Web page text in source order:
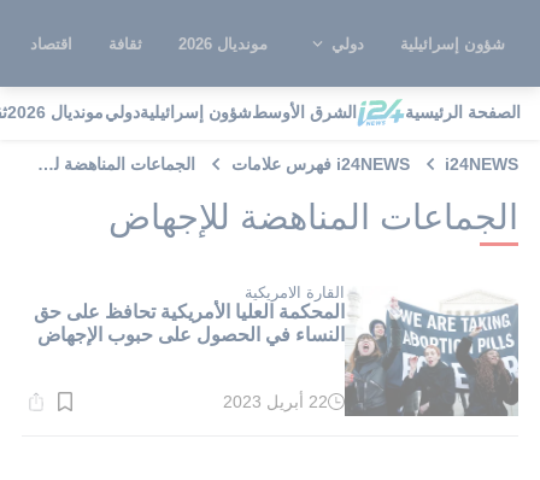
شؤون إسرائيلية دولي مونديال 2026 ثقافة اقتصاد
الصفحة الرئيسية الشرق الأوسطشؤون إسرائيليةدوليمونديال 2026
i24NEWS i24NEWS فهرس علامات الجماعات المناهضة للإجهاض
الجماعات المناهضة للإجهاض
القارة الامريكية
المحكمة العليا الأمريكية تحافظ على حق
النساء في الحصول على حبوب الإجهاض
وقت
22 أبريل 2023